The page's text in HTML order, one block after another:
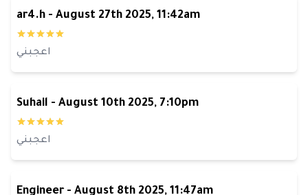
ar4.h - August 27th 2025, 11:42am
اعجبني
Suhail - August 10th 2025, 7:10pm
اعجبني
Engineer - August 8th 2025, 11:47am